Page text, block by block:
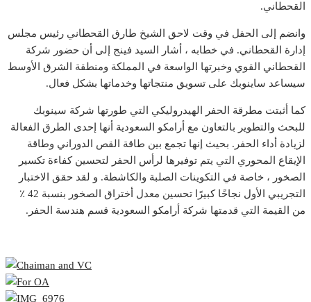
القحطاني.
وانضم إلى الحفل في وقت لاحق الشيخ طارق القحطاني رئيس مجلس
إدارة القحطاني. في خطابه ، أشار السيد فينج إلى أن حضور شركة
القحطاني القوي وخبرتها الواسعة في المملكة ومنطقة الشرق الأوسط
سيساعد ساينوبك على تسويق منتجاتها وخدماتها بشكل فعال.
كما أثبتت مطرقة الحفر الهيدروليكي التي طورتها شركة سينوبك
للبحث والتطوير بالتعاون مع أرامكو السعودية أنها إحدى الطرق الفعالة
لزيادة أداء الحفر. بحيث إنها تجمع بين طاقة القص الدوراني وطاقة
الإيقاع المحوري التي يتم توفيرها لرأس الحفر لتحسين كفاءة تكسير
الصخور ، خاصة في التكوينات الصلبة والكاشطة. و لقد حقق الاختبار
التجريبي الأول نجاحًا كبيرًا تحسين معدل أختراق الصخور بنسبة 42 ٪
من القيمة التي قدمتها شركة أرامكو السعودية قسم هندسة الحفر.